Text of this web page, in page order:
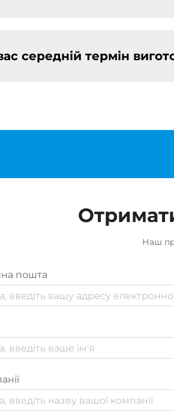
середній термін
Наш
пошта